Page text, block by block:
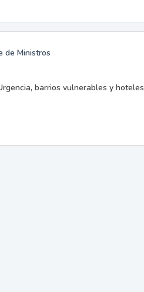
de Ministros
barrios vulnerables y hoteles